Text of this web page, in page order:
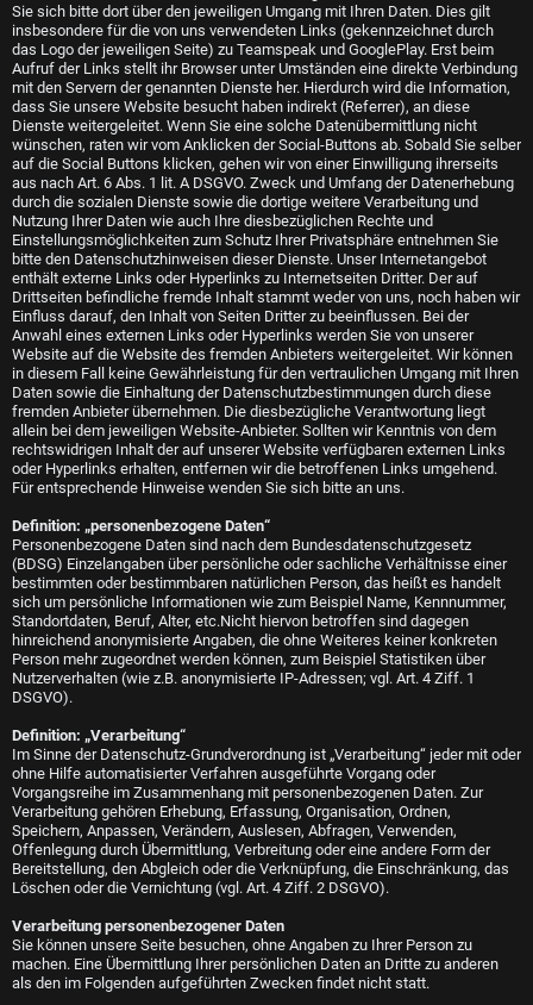
Sie sich bitte dort über den jeweiligen Umgang mit Ihren Daten. Dies gilt
insbesondere für die von uns verwendeten Links (gekennzeichnet durch
das Logo der jeweiligen Seite) zu Teamspeak und GooglePlay. Erst beim
Aufruf der Links stellt ihr Browser unter Umständen eine direkte Verbindung
mit den Servern der genannten Dienste her. Hierdurch wird die Information,
dass Sie unsere Website besucht haben indirekt (Referrer), an diese
Dienste weitergeleitet. Wenn Sie eine solche Datenübermittlung nicht
wünschen, raten wir vom Anklicken der Social-Buttons ab. Sobald Sie selber
auf die Social Buttons klicken, gehen wir von einer Einwilligung ihrerseits
aus nach Art. 6 Abs. 1 lit. A DSGVO. Zweck und Umfang der Datenerhebung
durch die sozialen Dienste sowie die dortige weitere Verarbeitung und
Nutzung Ihrer Daten wie auch Ihre diesbezüglichen Rechte und
Einstellungsmöglichkeiten zum Schutz Ihrer Privatsphäre entnehmen Sie
bitte den Datenschutzhinweisen dieser Dienste. Unser Internetangebot
enthält externe Links oder Hyperlinks zu Internetseiten Dritter. Der auf
Drittseiten befindliche fremde Inhalt stammt weder von uns, noch haben wir
Einfluss darauf, den Inhalt von Seiten Dritter zu beeinflussen. Bei der
Anwahl eines externen Links oder Hyperlinks werden Sie von unserer
Website auf die Website des fremden Anbieters weitergeleitet. Wir können
in diesem Fall keine Gewährleistung für den vertraulichen Umgang mit Ihren
Daten sowie die Einhaltung der Datenschutzbestimmungen durch diese
fremden Anbieter übernehmen. Die diesbezügliche Verantwortung liegt
allein bei dem jeweiligen Website-Anbieter. Sollten wir Kenntnis von dem
rechtswidrigen Inhalt der auf unserer Website verfügbaren externen Links
oder Hyperlinks erhalten, entfernen wir die betroffenen Links umgehend.
Für entsprechende Hinweise wenden Sie sich bitte an uns.
Definition: „personenbezogene Daten“
Personenbezogene Daten sind nach dem Bundesdatenschutzgesetz
(BDSG) Einzelangaben über persönliche oder sachliche Verhältnisse einer
bestimmten oder bestimmbaren natürlichen Person, das heißt es handelt
sich um persönliche Informationen wie zum Beispiel Name, Kennnummer,
Standortdaten, Beruf, Alter, etc.Nicht hiervon betroffen sind dagegen
hinreichend anonymisierte Angaben, die ohne Weiteres keiner konkreten
Person mehr zugeordnet werden können, zum Beispiel Statistiken über
Nutzerverhalten (wie z.B. anonymisierte IP-Adressen; vgl. Art. 4 Ziff. 1
DSGVO).
Definition: „Verarbeitung“
Im Sinne der Datenschutz-Grundverordnung ist „Verarbeitung“ jeder mit oder
ohne Hilfe automatisierter Verfahren ausgeführte Vorgang oder
Vorgangsreihe im Zusammenhang mit personenbezogenen Daten. Zur
Verarbeitung gehören Erhebung, Erfassung, Organisation, Ordnen,
Speichern, Anpassen, Verändern, Auslesen, Abfragen, Verwenden,
Offenlegung durch Übermittlung, Verbreitung oder eine andere Form der
Bereitstellung, den Abgleich oder die Verknüpfung, die Einschränkung, das
Löschen oder die Vernichtung (vgl. Art. 4 Ziff. 2 DSGVO).
Verarbeitung personenbezogener Daten
Sie können unsere Seite besuchen, ohne Angaben zu Ihrer Person zu
machen. Eine Übermittlung Ihrer persönlichen Daten an Dritte zu anderen
als den im Folgenden aufgeführten Zwecken findet nicht statt.